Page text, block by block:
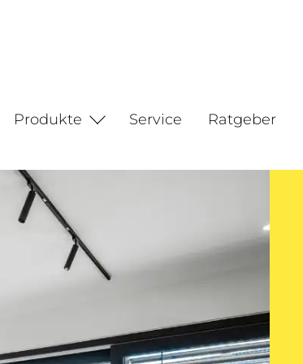
Produkte
Service Ratgeber